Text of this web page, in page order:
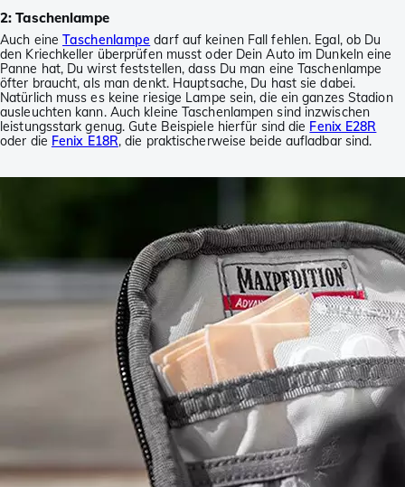
2: Taschenlampe
Auch eine Taschenlampe darf auf keinen Fall fehlen. Egal, ob Du
den Kriechkeller überprüfen musst oder Dein Auto im Dunkeln eine
Panne hat, Du wirst feststellen, dass Du man eine Taschenlampe
öfter braucht, als man denkt. Hauptsache, Du hast sie dabei.
Natürlich muss es keine riesige Lampe sein, die ein ganzes Stadion
ausleuchten kann. Auch kleine Taschenlampen sind inzwischen
leistungsstark genug. Gute Beispiele hierfür sind die Fenix E28R
oder die Fenix E18R, die praktischerweise beide aufladbar sind.